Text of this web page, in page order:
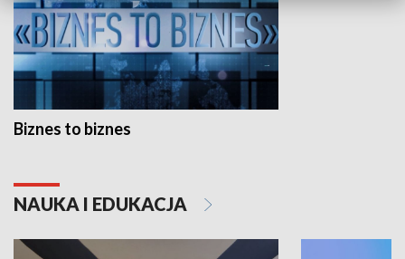
Biznes to biznes
NAUKA I EDUKACJA